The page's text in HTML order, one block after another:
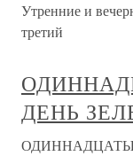
Утренние и
третий
ДЕНЬ